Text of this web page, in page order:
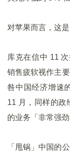
对苹果而言，这
库克在信中 11
销售疲软视作主
咎中国经济增速
11 月，同样的政
的业务「非常强劲
「甩锅」中国的